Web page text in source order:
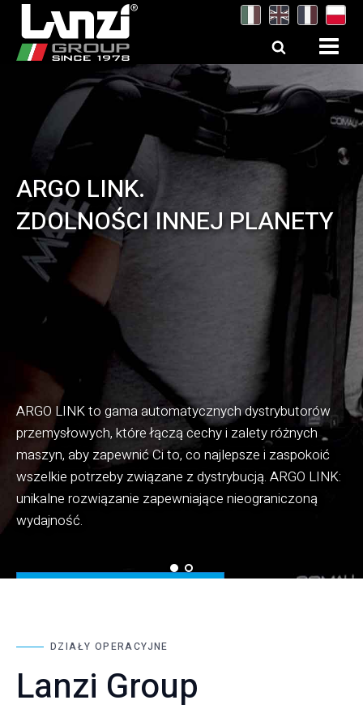
ARGO LINK.
ZDOLNOŚCI INNEJ PLANETY
ARGO LINK to gama automatycznych dystrybutorów
przemysłowych, które łączą cechy i zalety różnych
maszyn, aby zapewnić Ci to, co najlepsze i zaspokoić
wszelkie potrzeby związane z dystrybucją. ARGO LINK:
unikalne rozwiązanie zapewniające nieograniczoną
wydajność.
ELASTYCZNOŚĆ,
WYTRZYMAŁOŚĆ I
WRAŻLIWOŚĆ STANĄ SIĘ
TWOJĄ DRUGĄ SKÓRĄ
Technologia przędzy Soft-Shield i powłoka Hi-Foam
gwarantują maksymalną elastyczność i odporność w
połączeniu z poszanowaniem zdrowia użytkownika.
DZIAŁY OPERACYJNE
Lanzi Group